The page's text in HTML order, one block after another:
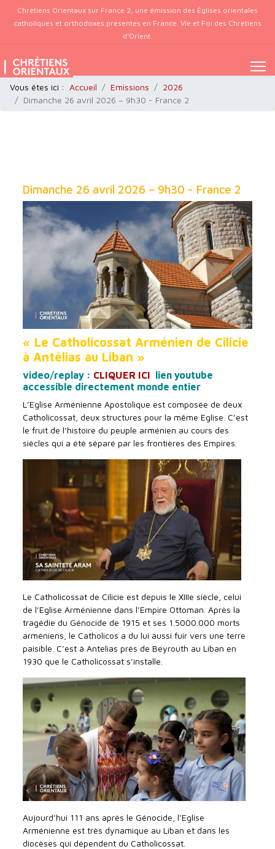
Chrétiens Orientaux sur France 2, une émission des Églises orientales
catholiques et orthodoxes présentes en France. Vie et Foi des Chrétiens
d’Orient.
Vous êtes ici : Accueil Emissions
2026
Dimanche 26 avril 2026 – 9h30 - France 2
Dimanche 26 avril 2026 – 9h30 - France 2
« Le Catholicossat Arménien de Cilicie
à Antélias au Liban »
video/replay : CLIQUER ICI lien youtube
accessible directement monde entier
L’Eglise Arménienne Apostolique est composée de deux
Catholicossat, deux structures pour la même Eglise. C’est
le fruit de l’histoire du peuple arménien au cours des
siècles qui a été séparé par les frontières des Empires.
Le Catholicossat de Cilicie est depuis le XIIIe siècle, celui
de l’Eglise Arménienne dans l’Empire Ottoman. Après la
tragédie du Génocide de 1915 et ses 1.5000.000 morts
arméniens, le Catholicos a du lui aussi fuir vers une terre
paisible. C’est à Antelias près de Beyrouth au Liban en
1930 que le Catholicossat s’installe.
Aujourd’hui 111 ans après le Génocide, l’Eglise
Arménienne est très dynamique au Liban et dans les
diocèses qui dépendent du Catholicossat.